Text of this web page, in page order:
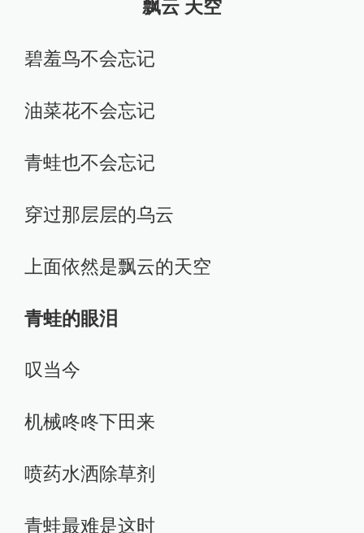
飘云 天空
碧羞鸟不会忘记
油菜花不会忘记
青蛙也不会忘记
穿过那层层的乌云
上面依然是飘云的天空
青蛙的眼泪
叹当今
机械咚咚下田来
喷药水洒除草剂
青蛙最难是这时